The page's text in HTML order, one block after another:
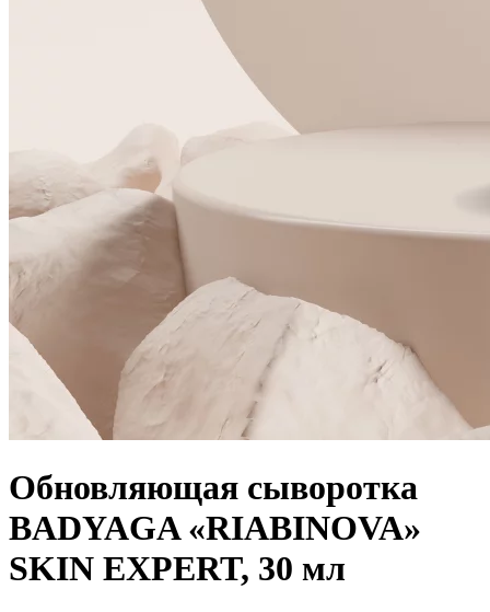
Обновляющая сыворотка
BADYAGA «RIABINOVA»
SKIN EXPERT, 30 мл